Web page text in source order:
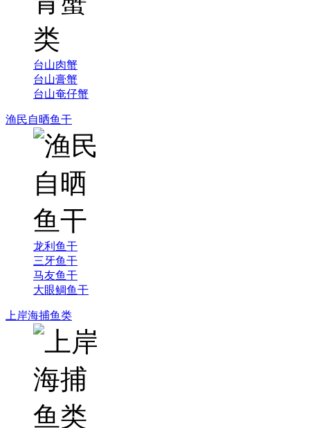
台山肉蟹
台山膏蟹
台山奄仔蟹
渔民自晒鱼干
龙利鱼干
三牙鱼干
马友鱼干
大眼鲷鱼干
上岸海捕鱼类